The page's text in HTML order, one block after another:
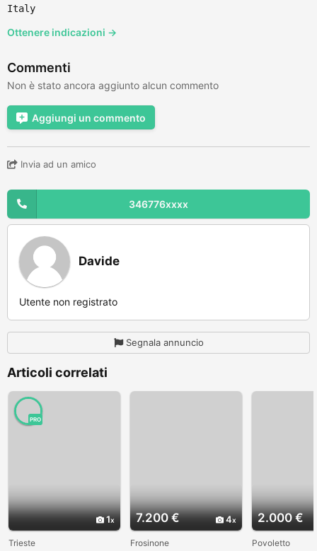
Italy
Ottenere indicazioni →
Commenti
Non è stato ancora aggiunto alcun commento
Aggiungi un commento
Invia ad un amico
346776xxxx
Davide
Utente non registrato
Segnala annuncio
Articoli correlati
1
PRO
Trieste
7.200 € 4
Frosinone
2.000 €
Povoletto